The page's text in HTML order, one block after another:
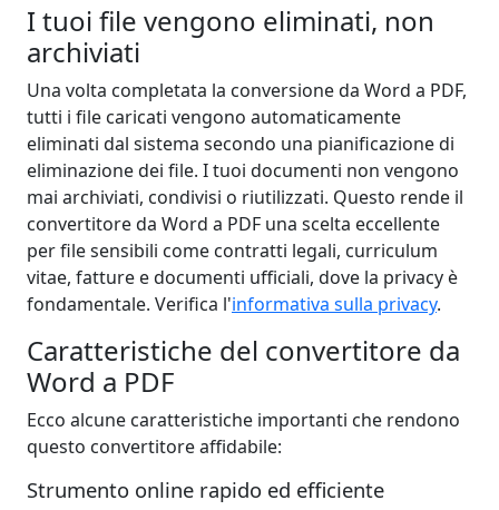
I tuoi file vengono eliminati, non
archiviati
Una volta completata la conversione da Word a PDF,
tutti i file caricati vengono automaticamente
eliminati dal sistema secondo una pianificazione di
eliminazione dei file. I tuoi documenti non vengono
mai archiviati, condivisi o riutilizzati. Questo rende il
convertitore da Word a PDF una scelta eccellente
per file sensibili come contratti legali, curriculum
vitae, fatture e documenti ufficiali, dove la privacy è
fondamentale. Verifica l'informativa sulla privacy.
Caratteristiche del convertitore da
Word a PDF
Ecco alcune caratteristiche importanti che rendono
questo convertitore affidabile:
Strumento online rapido ed efficiente